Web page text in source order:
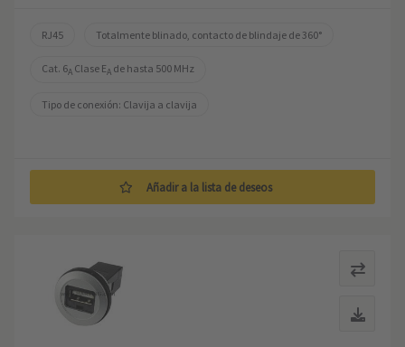
RJ45 Totalmente blinado, contacto de blindaje de 360°
Cat. 6A Clase EA de hasta 500 MHz
Tipo de conexión: Clavija a clavija
Añadir a la lista de deseos